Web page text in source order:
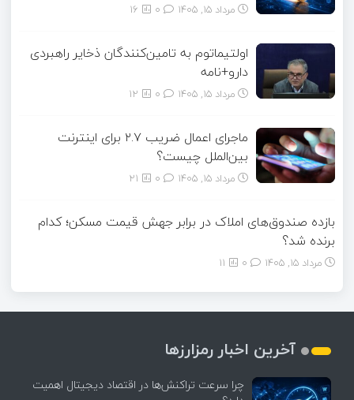
مرداد ۱۵, ۱۴۰۵ 16
اولتیماتوم به تامین‌کنندگان ذخایر راهبردی
دارو+نامه
مرداد ۱۵, ۱۴۰۵ 12
ماجرای اعمال ضریب ۲.۷ برای اینترنت
بین‌الملل چیست؟
مرداد ۱۵, ۱۴۰۵ 21
بازده صندوق‌های املاک در برابر جهش قیمت مسکن؛ کدام
برنده شد؟
مرداد ۱۵, ۱۴۰۵ 11
آخرین اخبار رمزارزها
چرا سرعت تراکنش‌ها در اقتصاد دیجیتال اهمیت